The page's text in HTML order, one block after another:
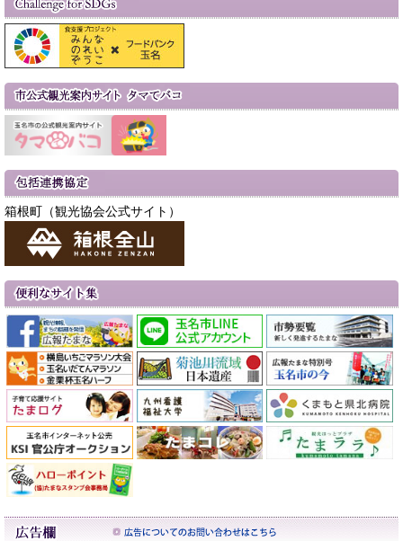
箱根町（観光協会公式サイト）